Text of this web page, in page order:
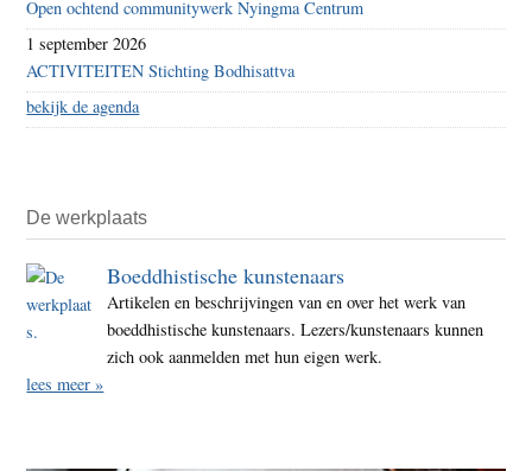
Open ochtend communitywerk Nyingma Centrum
1 september 2026
ACTIVITEITEN Stichting Bodhisattva
bekijk de agenda
De werkplaats
Boeddhistische kunstenaars
Artikelen en beschrijvingen van en over het werk van
boeddhistische kunstenaars. Lezers/kunstenaars kunnen
zich ook aanmelden met hun eigen werk.
lees meer »